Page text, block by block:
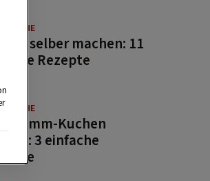
KÜCHE
selber machen: 11
Rezepte
KÜCHE
Kuchen
3 einfache